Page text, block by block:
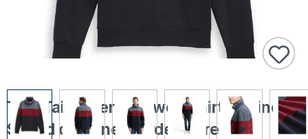
Tom Tailor Herren Sweatshirt Cutline
Snood cabarnet bordeaux red